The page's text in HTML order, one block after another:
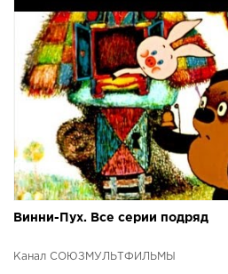
Винни-Пух. Все серии подряд
Канал СОЮЗМУЛЬТФИЛЬМЫ